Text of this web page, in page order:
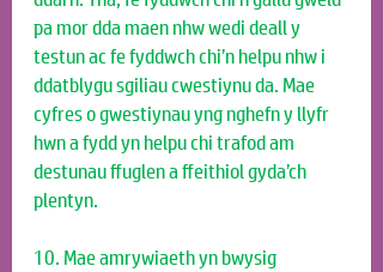
pa mor dda maen nhw wedi deall y
testun ac fe fyddwch chi’n helpu nhw i
ddatblygu sgiliau cwestiynu da. Mae
cyfres o gwestiynau yng nghefn y llyfr
hwn a fydd yn helpu chi trafod am
destunau ffuglen a ffeithiol gyda’ch
plentyn.
10. Mae amrywiaeth yn bwysig